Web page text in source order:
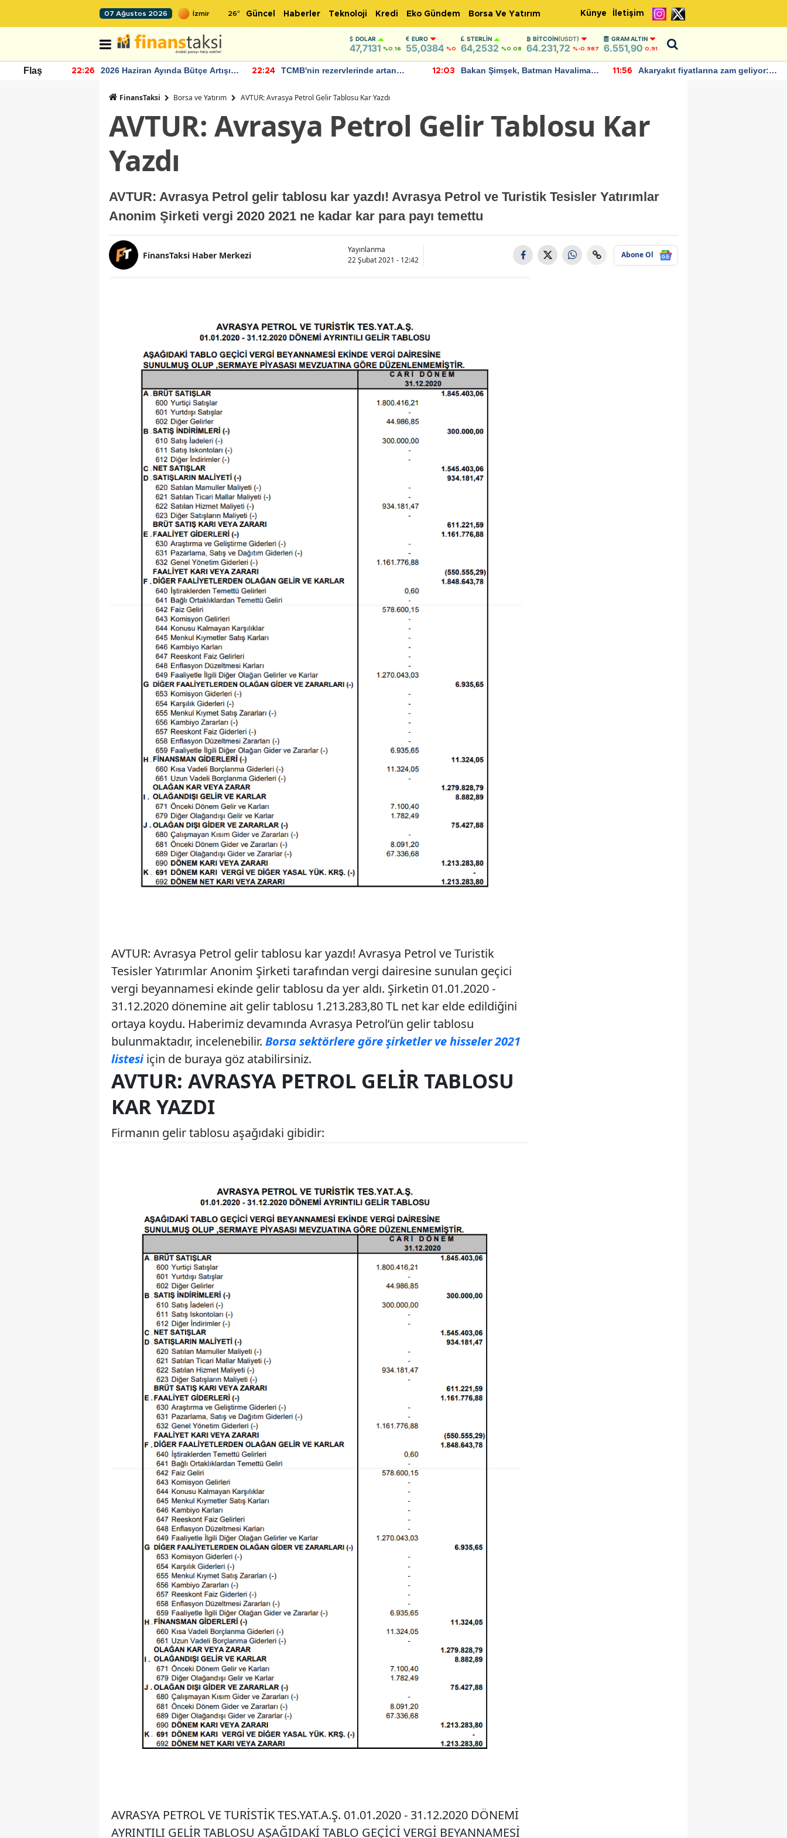
07 Ağustos 2026 26° Güncel Haberler Teknoloji Kredi Eko Gündem Borsa Ve Yatırım Künye İletişim
DOLAR
47,7131 %0.16
EURO
55,0384 %0
STERLIN
64,2532 %0.08
BITCOIN(USDT)
64.231,72 %-0.987
GRAM ALTIN
6.551,90 0,91
Flaş 22:26
2026 Haziran Ayında Bütçe Artışı
22:24
TCMB'nin rezervlerinde artan
12:03
Bakan Şimşek, Batman Havalimanı
11:56
Akaryakıt fiyatlarına zam geliyor:
FinansTaksi Borsa ve Yatırım AVTUR: Avrasya Petrol Gelir Tablosu Kar Yazdı
AVTUR: Avrasya Petrol Gelir Tablosu Kar
Yazdı
AVTUR: Avrasya Petrol gelir tablosu kar yazdı! Avrasya Petrol ve Turistik Tesisler Yatırımlar
Anonim Şirketi vergi 2020 2021 ne kadar kar para payı temettu
FinansTaksi Haber Merkezi
Yayınlanma
22 Şubat 2021 - 12:42
Abone Ol
AVTUR: Avrasya Petrol gelir tablosu kar yazdı! Avrasya Petrol ve Turistik
Tesisler Yatırımlar Anonim Şirketi tarafından vergi dairesine sunulan geçici
vergi beyannamesi ekinde gelir tablosu da yer aldı. Şirketin 01.01.2020 -
31.12.2020 dönemine ait gelir tablosu 1.213.283,80 TL net kar elde edildiğini
ortaya koydu. Haberimiz devamında Avrasya Petrol’ün gelir tablosu
bulunmaktadır, incelenebilir. Borsa sektörlere göre şirketler ve hisseler 2021
listesiiçin de buraya göz atabilirsiniz.
AVTUR: AVRASYA PETROL GELIR TABLOSU
KAR YAZDI
Firmanın gelir tablosu aşağıdaki gibidir:
AVRASYA PETROL VE TURİSTİK TES.YAT.A.Ş. 01.01.2020 - 31.12.2020 DÖNEMİ
AYRINTILI GELİR TABLOSU AŞAĞIDAKİ TABLO GEÇİCİ VERGİ BEYANNAMESİ